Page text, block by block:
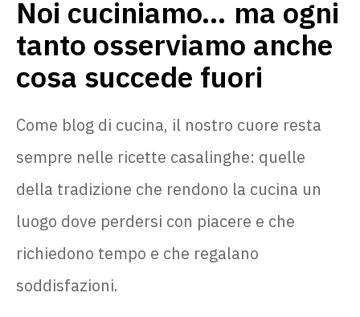
Noi cuciniamo… ma ogni
tanto osserviamo anche
cosa succede fuori
Come blog di cucina, il nostro cuore resta
sempre nelle ricette casalinghe: quelle
della tradizione che rendono la cucina un
luogo dove perdersi con piacere e che
richiedono tempo e che regalano
soddisfazioni.